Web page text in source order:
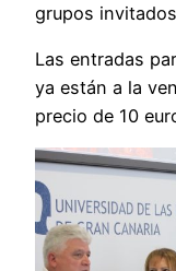
grupos
Las entradas
ya están a la
precio de 10